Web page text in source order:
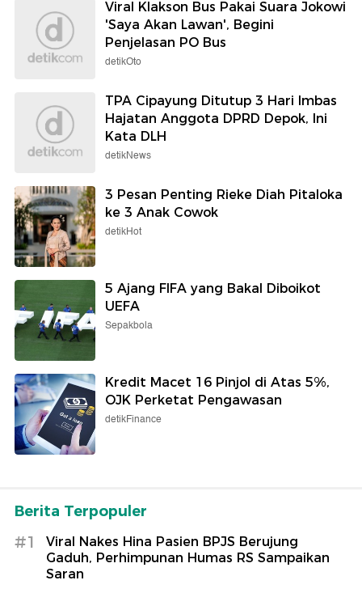
Viral Klakson Bus Pakai Suara Jokowi
'Saya Akan Lawan', Begini
Penjelasan PO Bus
detikOto
TPA Cipayung Ditutup 3 Hari Imbas
Hajatan Anggota DPRD Depok, Ini
Kata DLH
detikNews
3 Pesan Penting Rieke Diah Pitaloka
ke 3 Anak Cowok
detikHot
5 Ajang FIFA yang Bakal Diboikot
UEFA
Sepakbola
Kredit Macet 16 Pinjol di Atas 5%,
OJK Perketat Pengawasan
detikFinance
Berita Terpopuler
#1
Viral Nakes Hina Pasien BPJS Berujung
Gaduh, Perhimpunan Humas RS Sampaikan
Saran